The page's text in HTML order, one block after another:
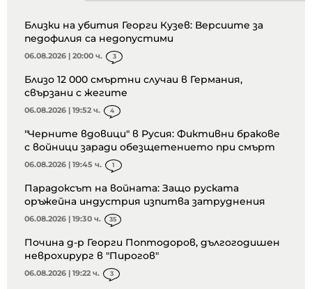
Близки на убития Георги Кузев: Версиите за
педофилия са недопустими
06.08.2026 | 20:00 ч. 3
Близо 12 000 смъртни случаи в Германия,
свързани с жегите
06.08.2026 | 19:52 ч. 4
"Черните вдовици" в Русия: Фиктивни бракове
с войници заради обезщетението при смърт
06.08.2026 | 19:45 ч. 1
Парадоксът на войната: Защо руската
оръжейна индустрия изпитва затруднения
06.08.2026 | 19:30 ч. 35
Почина д-р Георги Поптодоров, дългогодишен
неврохирург в "Пирогов"
06.08.2026 | 19:22 ч. 3